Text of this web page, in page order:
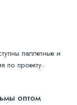
паллетные и
по проекту.
оптом